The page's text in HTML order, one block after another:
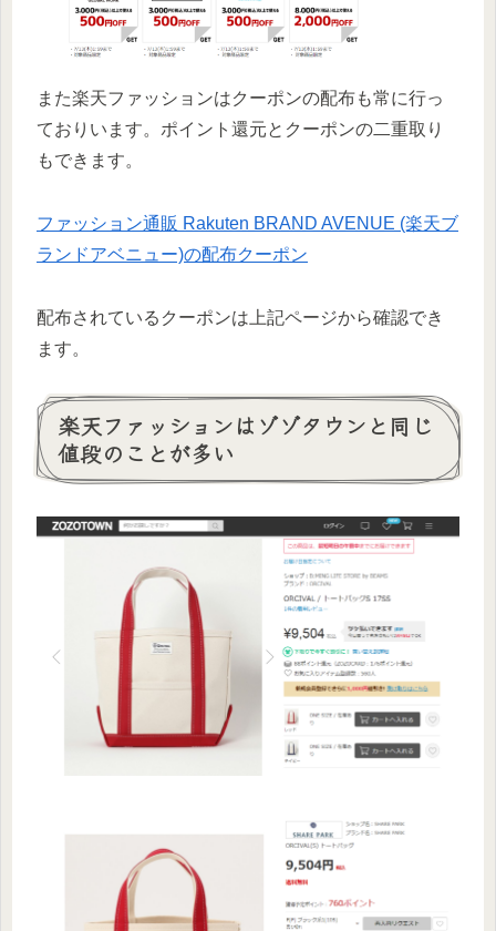
また楽天ファッションはクーポンの配布も常に行っ
ておりいます。ポイント還元とクーポンの二重取り
もできます。
ファッション通販 Rakuten BRAND AVENUE (楽天ブ
ランドアベニュー)の配布クーポン
配布されているクーポンは上記ページから確認でき
ます。
楽天ファッションはゾゾタウンと同じ
値段のことが多い